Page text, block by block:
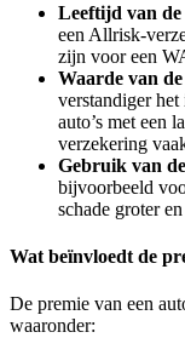
Leeftijd van de
een Allrisk-
zijn voor een
Waarde van
verstandiger
auto’s met een
verzekering
Gebruik van
bijvoorbeeld
schade groter
Wat beïnvloedt de
De premie van een
waaronder: